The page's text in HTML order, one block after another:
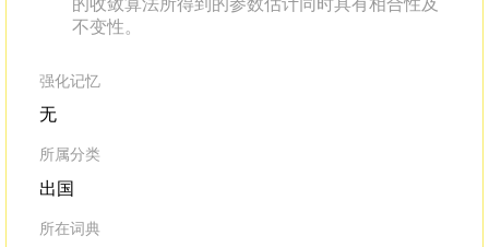
的收敛算法所得到的参数估计同时具有相合性及
不变性。
强化记忆
无
所属分类
出国
所在词典